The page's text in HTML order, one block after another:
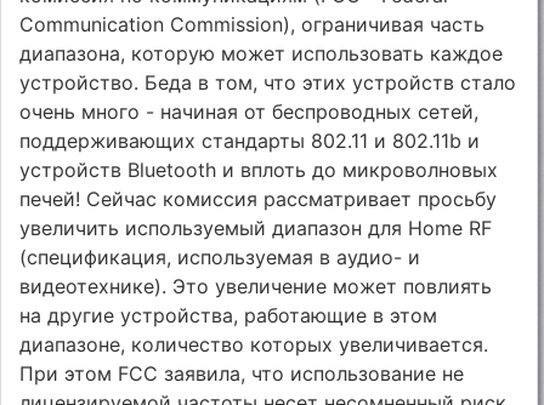
Communication Commission), ограничивая часть
диапазона, которую может использовать каждое
устройство. Беда в том, что этих устройств стало
очень много - начиная от беспроводных сетей,
поддерживающих стандарты 802.11 и 802.11b и
устройств Bluetooth и вплоть до микроволновых
печей! Сейчас комиссия рассматривает просьбу
увеличить используемый диапазон для Home RF
(спецификация, используемая в аудио- и
видеотехнике). Это увеличение может повлиять
на другие устройства, работающие в этом
диапазоне, количество которых увеличивается.
При этом FCC заявила, что использование не